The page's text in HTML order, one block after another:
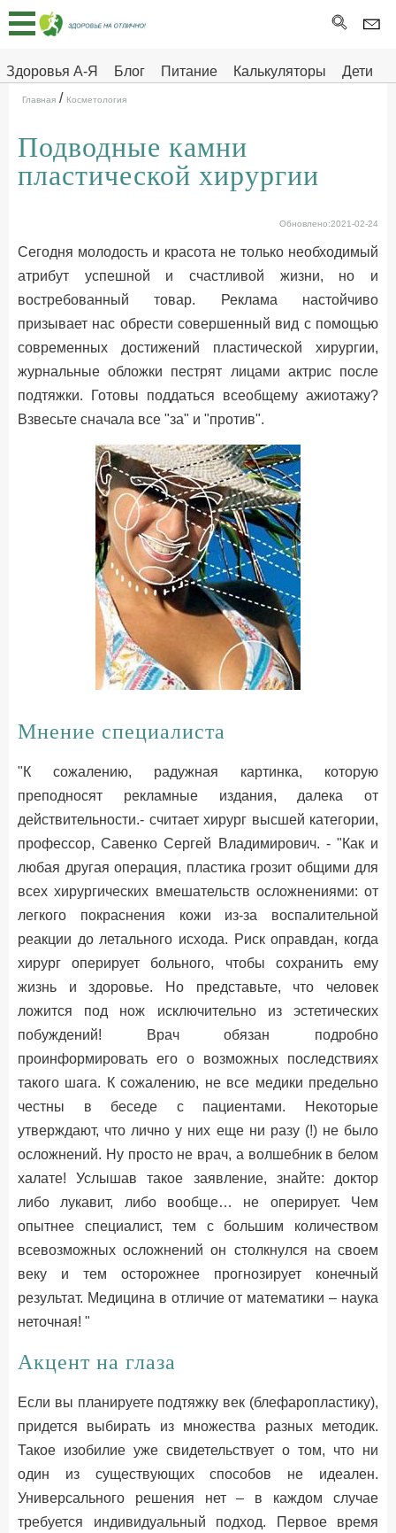
Здоровья А-Я Блог Питание Калькуляторы
Дети
Главная
Тесты
Про
ДЕТЯМ
Главная / Косметология
Подводные камни
пластической хирургии
Обновлено:2021-02-24
Сегодня молодость и красота не только необходимый
атрибут успешной и счастливой жизни, но и
востребованный товар. Реклама настойчиво
призывает нас обрести совершенный вид с помощью
современных достижений пластической хирургии,
журнальные обложки пестрят лицами актрис после
подтяжки. Готовы поддаться всеобщему ажиотажу?
Взвесьте сначала все "за" и "против".
Мнение специалиста
"К сожалению, радужная картинка, которую
преподносят рекламные издания, далека от
действительности.- считает хирург высшей категории,
профессор, Савенко Сергей Владимирович. - "Как и
любая другая операция, пластика грозит общими для
всех хирургических вмешательств осложнениями: от
легкого покраснения кожи из-за воспалительной
реакции до летального исхода. Риск оправдан, когда
хирург оперирует больного, чтобы сохранить ему
жизнь и здоровье. Но представьте, что человек
ложится под нож исключительно из эстетических
побуждений! Врач обязан подробно
проинформировать его о возможных последствиях
такого шага. К сожалению, не все медики предельно
честны в беседе с пациентами. Некоторые
утверждают, что лично у них еще ни разу (!) не было
осложнений. Ну просто не врач, а волшебник в белом
халате! Услышав такое заявление, знайте: доктор
либо лукавит, либо вообще… не оперирует. Чем
опытнее специалист, тем с большим количеством
всевозможных осложнений он столкнулся на своем
веку и тем осторожнее прогнозирует конечный
результат. Медицина в отличие от математики – наука
неточная! "
Акцент на глаза
Если вы планируете подтяжку век (блефаропластику),
придется выбирать из множества разных методик.
Такое изобилие уже свидетельствует о том, что ни
один из существующих способов не идеален.
Универсального решения нет – в каждом случае
требуется индивидуальный подход. Первое время